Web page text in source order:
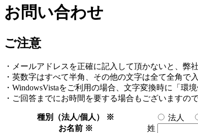
お問い合わせ
ご注意
・メールアドレスを正確に記入して頂かないと、弊
・英数字はすべて半角、その他の文字は全て全角で
・WindowsVistaをご利用の場合、文字変換時に「環
・ご回答までにお時間を要する場合もございますの
種別（法人/個人） ※ 法人
お名前 ※ 姓